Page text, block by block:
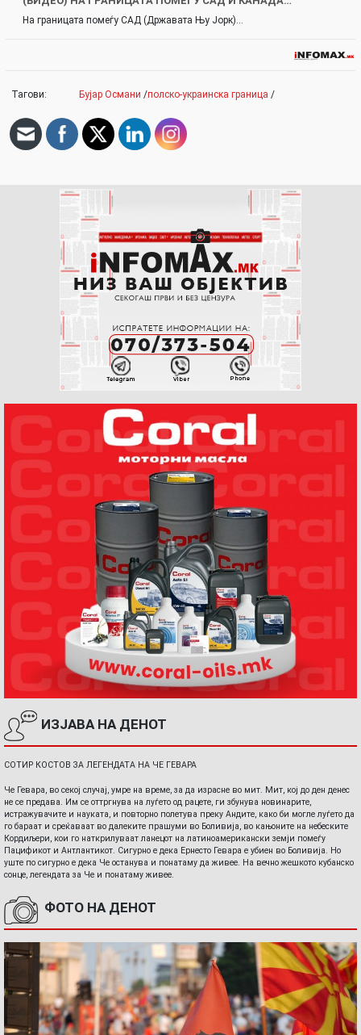
На границата помеѓу САД (Државата Њу Јорк)…
Тагови: Бујар Османи /полско-украинска граница /
ИЗЈАВА НА ДЕНОТ
СОТИР КОСТОВ ЗА ЛЕГЕНДАТА НА ЧЕ ГЕВАРА
Че Гевара, во секој случај, умре на време, за да израсне во мит. Мит, кој до ден денес
не се предава. Им се оттргнува на луѓето од рацете, ги збунува новинарите,
истражувачите и науката, и повторно полетува преку Андите, како би могле луѓето да
го бараат и среќаваат во далеките прашуми во Боливија, во кањоните на небеските
Кордиљери, кои го наткрилуваат ланецот на латиноамерикански земји помеѓу
Пацификот и Антлантикот. Сигурно е дека Ернесто Гевара е убиен во Боливија. Но
уште по сигурно е дека Че останува и понатаму да живее. На вечно жешкото кубанско
сонце, легендата за Че и понатаму живее.
ФОТО НА ДЕНОТ